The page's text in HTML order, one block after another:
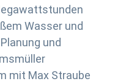
Wasser und
und
mit Max Straube